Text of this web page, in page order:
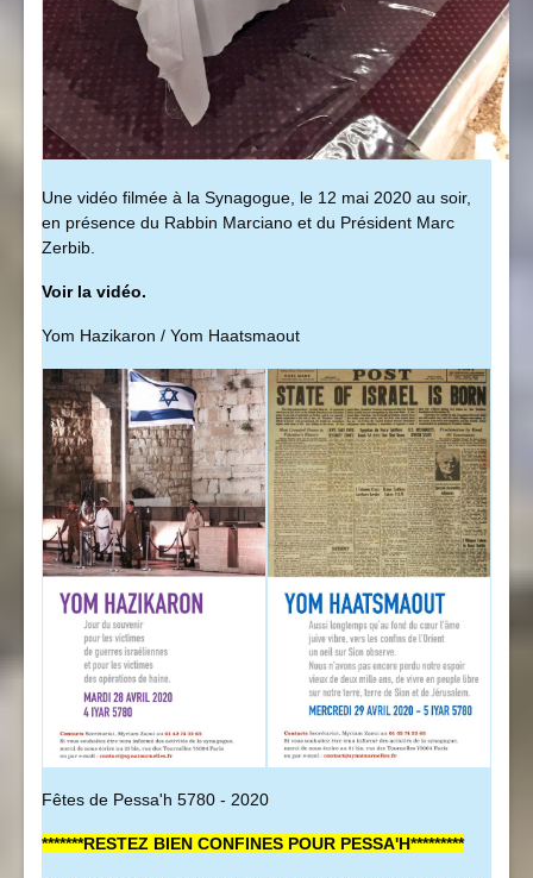
Une vidéo filmée à la Synagogue, le 12 mai 2020 au soir,
en présence du Rabbin Marciano et du Président Marc
Zerbib.
Voir la vidéo.
Yom Hazikaron / Yom Haatsmaout
Fêtes de Pessa'h 5780 - 2020
*******RESTEZ BIEN CONFINES POUR PESSA'H*********